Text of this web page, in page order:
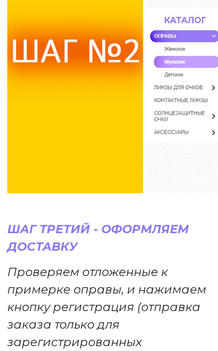
ШАГ ТРЕТИЙ - ОФОРМЛЯЕМ
ДОСТАВКУ
Проверяем отложенные к
примерке оправы, и нажимаем
кнопку регистрация (отправка
заказа только для
зарегистрированных